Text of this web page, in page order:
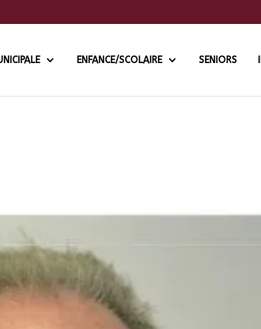
ENFANCE/SCOLAIRE SENIORS